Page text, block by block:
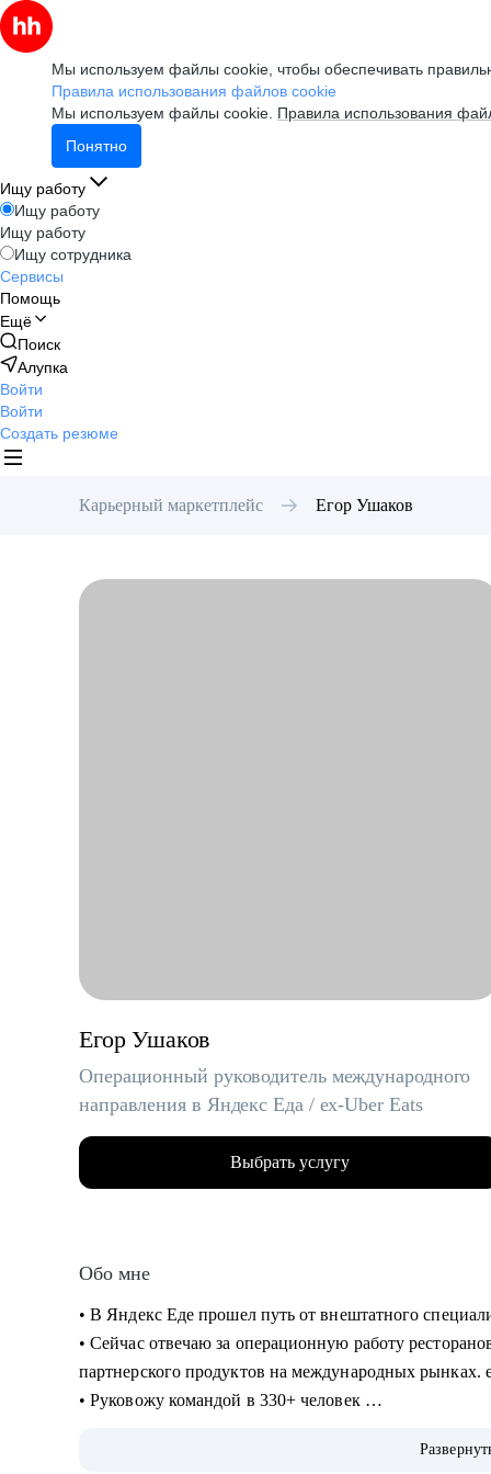
Мы используем файлы cookie, чтобы обеспечивать
Правила использования файлов cookie
Мы используем файлы cookie. Правила использования
Понятно
Ищу работу
Ищу работу
Ищу работу
Ищу сотрудника
Сервисы
Помощь
Ещё
Поиск
Алупка
Войти
Войти
Создать резюме
Карьерный маркетплейс Егор Ушаков
Егор Ушаков
Операционный руководитель международного
направления в Яндекс Еда / ex-Uber Eats
Выбрать услугу
Обо мне
• В Яндекс Еде прошел путь от внештатного
• Сейчас отвечаю за операционную работу
партнерского продуктов на международных рынках.
• Руковожу командой в 330+ человек